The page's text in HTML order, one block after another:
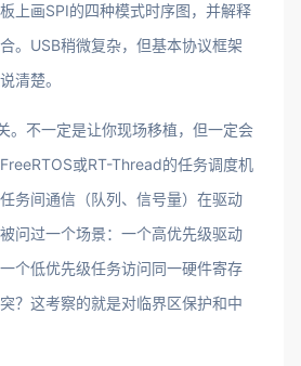
上画SPI的四种模式时序图，并解释
。USB稍微复杂，但基本协议框架
清楚。
。不一定是让你现场移植，但一定会
或RT-Thread的任务调度机
务间通信（队列、信号量）在驱动
问过一个场景：一个高优先级驱动
个低优先级任务访问同一硬件寄存
？这考察的就是对临界区保护和中